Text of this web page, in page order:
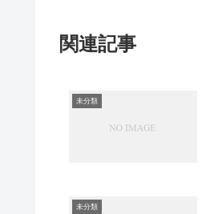
関連記事
未分類
未分類